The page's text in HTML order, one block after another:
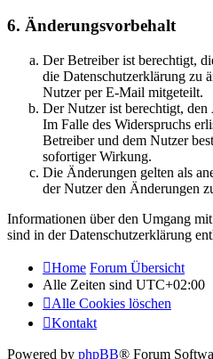
6. Änderungsvorbehalt
Der Betreiber ist berechtigt,
die Datenschutzerklärung zu
Nutzer per E-Mail mitgeteilt.
Der Nutzer ist berechtigt,
Im Falle des Widerspruchs
Betreiber und dem Nutzer
sofortiger Wirkung.
Die Änderungen gelten als
der Nutzer den Änderungen
Informationen über den Umgang
sind in der Datenschutzerklärung
Home Forum Übersicht
Alle Zeiten sind UTC+02:00
Alle Cookies löschen
Kontakt
Powered by phpBB® Forum